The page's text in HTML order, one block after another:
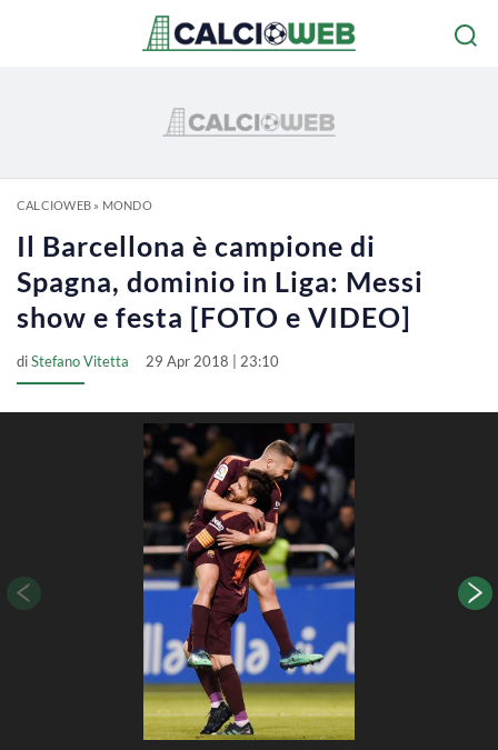
CALCIOWEB» MONDO
Il Barcellona è campione di
Spagna, dominio in Liga: Messi
show e festa [FOTO e VIDEO]
diStefano Vitetta 29 Apr 2018 | 23:10